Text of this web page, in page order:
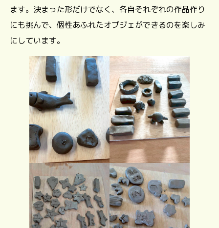
ます。決まった形だけでなく、各自それぞれの作品作り
にも挑んで、個性あふれたオブジェができるのを楽しみ
にしています。